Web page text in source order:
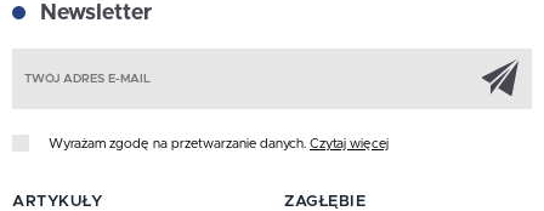
Newsletter
Wyrażam zgodę na przetwarzanie danych. Czytaj więcej
ARTYKUŁY ZAGŁĘBIE